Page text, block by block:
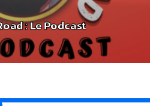
: Le Podcast